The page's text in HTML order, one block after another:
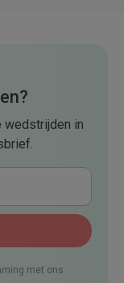
wedstrijden in
met ons